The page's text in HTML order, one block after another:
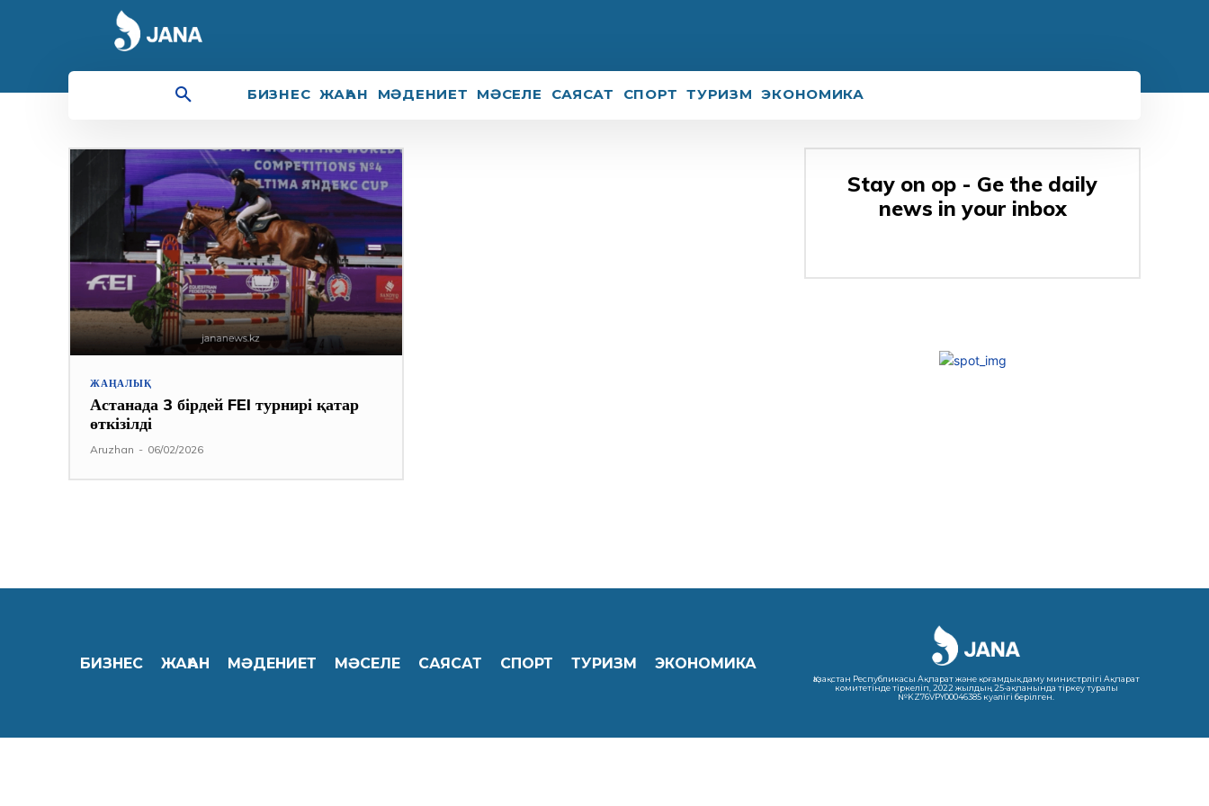
БИЗНЕС ЖАҺАН МӘДЕНИЕТ МӘСЕЛЕ САЯСАТ СПОРТ ТУРИЗМ ЭКОНОМИКА
халықаралық турнир
ЖАҢАЛЫҚ
Астанада 3 бірдей FEI турнирі қатар
өткізілді
Aruzhan - 06/02/2026
Stay on op - Ge the daily
news in your inbox
БИЗНЕС ЖАҺАН МӘДЕНИЕТ МӘСЕЛЕ САЯСАТ СПОРТ ТУРИЗМ ЭКОНОМИКА
Қазақстан Республикасы Ақпарат және қоғамдық даму министрлігі Ақпарат
комитетінде тіркеліп, 2022 жылдың 25-ақпанында тіркеу туралы
№KZ76VPY00046385 куәлігі берілген.